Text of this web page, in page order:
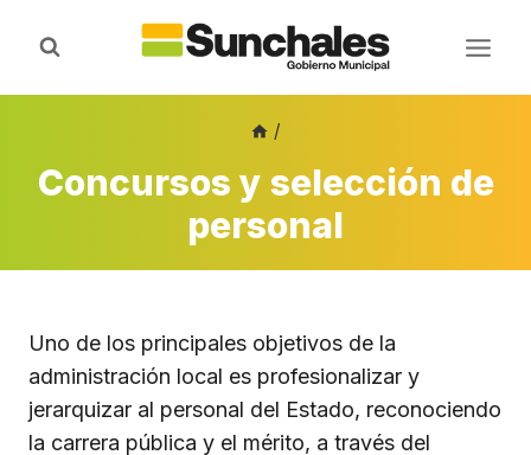
/
Concursos y selección de
personal
Uno de los principales objetivos de la
administración local es profesionalizar y
jerarquizar al personal del Estado, reconociendo
la carrera pública y el mérito, a través del